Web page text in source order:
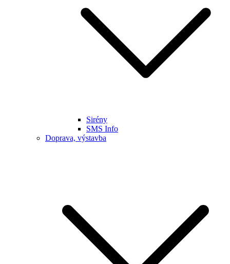
Sirény
SMS Info
Doprava, výstavba